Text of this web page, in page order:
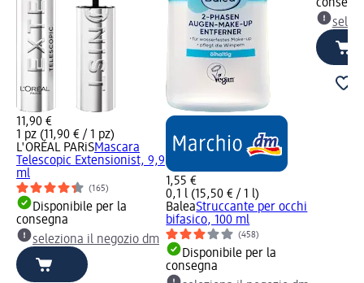
11,90 €
1 pz (11,90 € / 1 pz)
L'ORÉAL PARiSMascara
Telescopic Extensionist, 9,9
ml
(165)
Disponibile per la
consegna
seleziona il negozio dm
1,55 €
0,1 l (15,50 € / 1 l)
BaleaStruccante per occhi
bifasico, 100 ml
(458)
Disponibile per la
consegna